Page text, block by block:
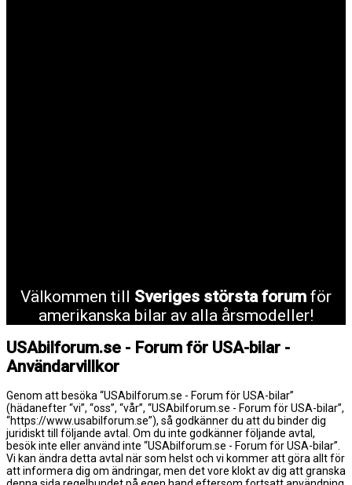
Välkommen till Sveriges största forum för
amerikanska bilar av alla årsmodeller!
USAbilforum.se - Forum för USA-bilar -
Användarvillkor
Genom att besöka “USAbilforum.se - Forum för USA-bilar”
(hädanefter “vi”, “oss”, “vår”, “USAbilforum.se - Forum för USA-bilar”,
“https://www.usabilforum.se”), så godkänner du att du binder dig
juridiskt till följande avtal. Om du inte godkänner följande avtal,
besök inte eller använd inte “USAbilforum.se - Forum för USA-bilar”.
Vi kan ändra detta avtal när som helst och vi kommer att göra allt för
att informera dig om ändringar, men det vore klokt av dig att granska